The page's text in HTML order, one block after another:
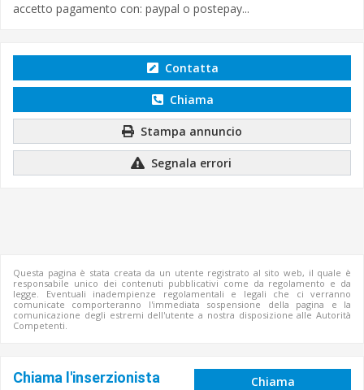
accetto pagamento con: paypal o postepay...
Contatta
Chiama
Stampa annuncio
Segnala errori
Questa pagina è stata creata da un utente registrato al sito web, il quale è
responsabile unico dei contenuti pubblicativi come da regolamento e da
legge. Eventuali inadempienze regolamentali e legali che ci verranno
comunicate comporteranno l'immediata sospensione della pagina e la
comunicazione degli estremi dell'utente a nostra disposizione alle Autorità
Competenti.
Chiama l'inserzionista Chiama